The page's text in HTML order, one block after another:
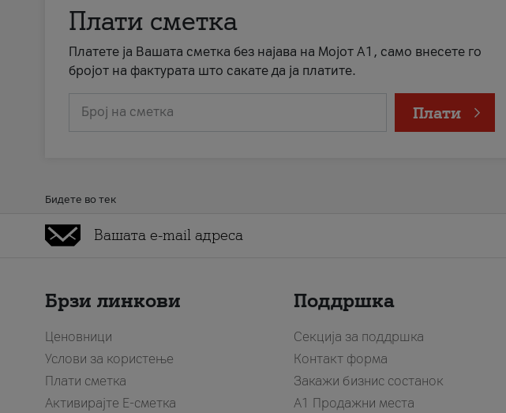
Плати сметка
Платете ја Вашата сметка без најава на Мојот А1, само внесете го
бројот на фактурата што сакате да ја платите.
Број на сметка Плати
Бидете во тек
Брзи линкови
Ценовници
Услови за користење
Плати сметка
Активирајте Е-сметка
Поддршка
Секција за поддршка
Контакт форма
Закажи бизнис состанок
A1 Продажни места